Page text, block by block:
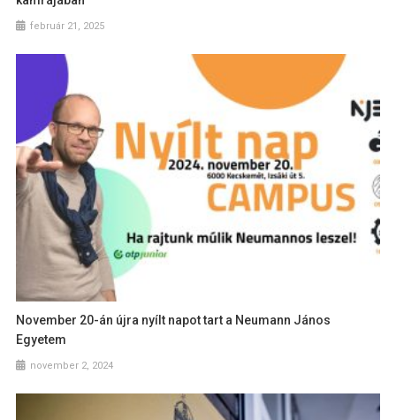
február 21, 2025
November 20-án újra nyílt napot tart a Neumann János
Egyetem
november 2, 2024